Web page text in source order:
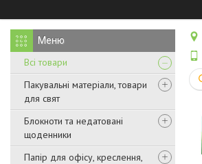
Всі товари
Пакувальні матеріали, товари
для свят
Блокноти та недатовані
щоденники
Папір для офісу, креслення,